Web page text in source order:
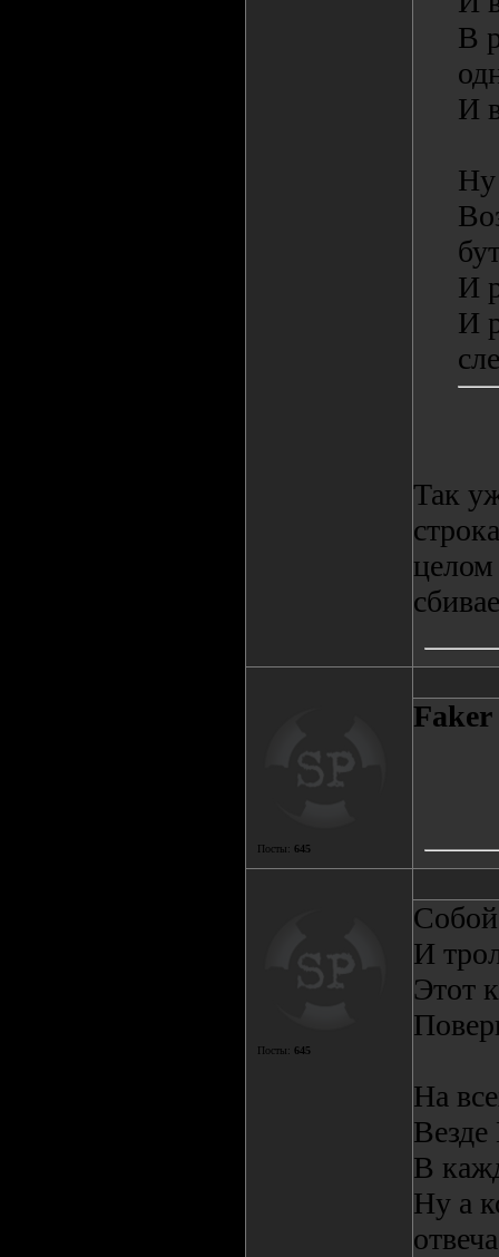
В
И
Ну
И
И
Так
Посты: 645
Faker
Посты: 645
И
Этот
На
В
Ну а